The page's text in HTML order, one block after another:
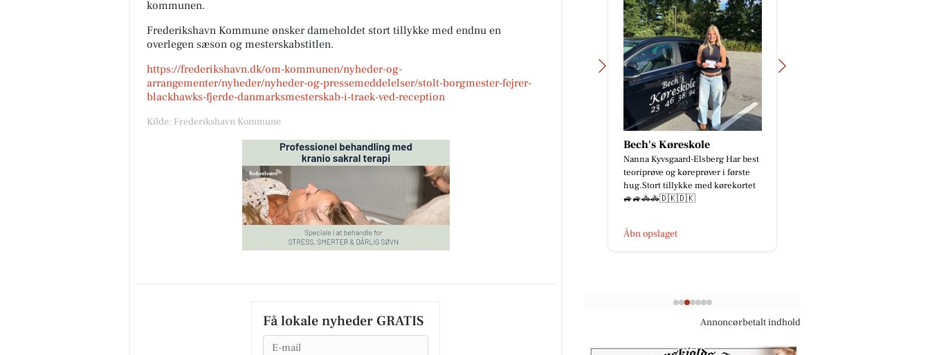
kommunen.
Frederikshavn Kommune ønsker dameholdet stort tillykke med endnu en
overlegen sæson og mesterskabstitlen.
https://frederikshavn.dk/om-kommunen/nyheder-og-
arrangementer/nyheder/nyheder-og-pressemeddelelser/stolt-borgmester-fejrer-
blackhawks-fjerde-danmarksmesterskab-i-traek-ved-reception
Kilde: Frederikshavn Kommune
Få lokale nyheder GRATIS
Email
Elling Slagterforretning
v/Louise le Fevre Sjøberg
Så er det næste hold T-bone steaks
klar🤩🤩🥩 Ons, Tors, fre, så længe
lager haves. T-bone steaks kun
Møllers Cykel Shop
og er klar igen Mandag d.17/8😎😎
Bech's Køreskole
Nanna Kyvsgaard-Elsberg Har best
teoriprøve og køreprøver i første
hug.Stort tillykke med kørekortet
🚙🚙🚓🚓🇩🇰🇩🇰
Åbn opslaget
Annoncørbetalt indhold